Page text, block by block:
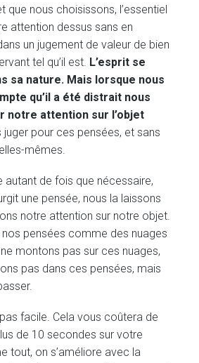
que nous choisissons, l’essentiel
attention dessus sans en
un jugement de valeur de bien
tel qu’il est. L’esprit se
sa nature. Mais lorsque nous
qu’il a été distrait nous
notre attention sur l’objet
juger pour ces pensées, et sans
mêmes.
autant de fois que nécessaire,
une pensée, nous la laissons
notre attention sur notre objet.
pensées comme des nuages
montons pas sur ces nuages,
pas dans ces pensées, mais
facile. Cela vous coûtera de
de 10 secondes sur votre
tout, on s’améliore avec la